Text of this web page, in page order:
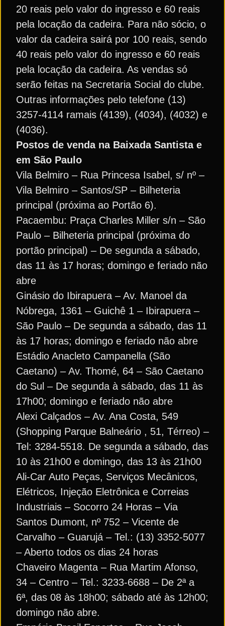
20 reais pelo valor do ingresso e 60 reais
pela locação da cadeira. Para não sócio, o
valor da cadeira sairá por 100 reais, sendo
40 reais pelo valor do ingresso e 60 reais
pela locação da cadeira. As vendas só
serão feitas na Secretaria Social do clube.
Outras informações pelo telefone (13)
3257-4114 ramais (4139), (4034), (4032) e
(4036).
Postos de venda na Baixada Santista e
em São Paulo
Vila Belmiro – Rua Princesa Isabel, s/ nº –
Vila Belmiro – Santos/SP – Bilheteria
principal (próxima ao Portão 6).
Pacaembu: Praça Charles Miller s/n – São
Paulo – Bilheteria principal (próxima do
portão principal) – De segunda a sábado,
das 11 às 17 horas; domingo e feriado não
abre
Ginásio do Ibirapuera – Av. Manoel da
Nóbrega, 1361 – Guichê 1 – Ibirapuera –
São Paulo – De segunda a sábado, das 11
às 17 horas; domingo e feriado não abre
Estádio Anacleto Campanella (São
Caetano) – Av. Thomé, 64 – São Caetano
do Sul – De segunda à sábado, das 11 às
17h00; domingo e feriado não abre
Alexi Calçados – Av. Ana Costa, 549
(Shopping Parque Balneário , 51, Térreo) –
Tel: 3284-5518. De segunda a sábado, das
10 às 21h00 e domingo, das 13 às 21h00
Ali-Car Auto Peças, Serviços Mecânicos,
Elétricos, Injeção Eletrônica e Correias
Industriais – Socorro 24 Horas – Via
Santos Dumont, nº 752 – Vicente de
Carvalho – Guarujá – Tel.: (13) 3352-5077
– Aberto todos os dias 24 horas
Chaveiro Magenta – Rua Martim Afonso,
34 – Centro – Tel.: 3233-6688 – De 2ª a
6ª, das 08 às 18h00; sábado até às 12h00;
domingo não abre.